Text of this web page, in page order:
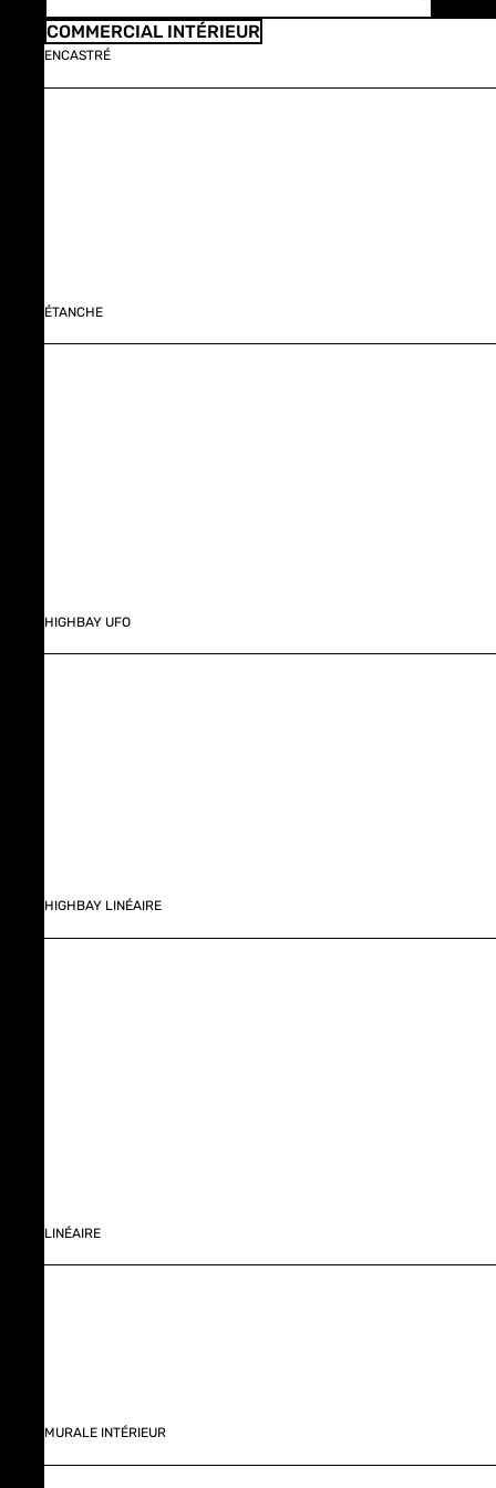
COMMERCIAL INTÉRIEUR
ENCASTRÉ
ÉTANCHE
HIGHBAY UFO
HIGHBAY LINÉAIRE
LINÉAIRE
MURALE INTÉRIEUR